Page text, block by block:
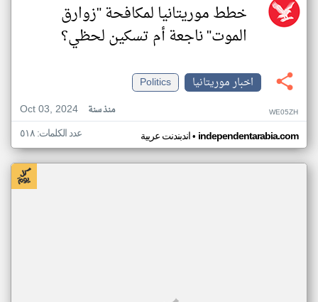
خطط موريتانيا لمكافحة "زوارق
الموت" ناجعة أم تسكين لحظي؟
اخبار موريتانيا
Politics
Oct 03, 2024
منذ سنة WE05ZH
اندبندنت عربية• independentarabia.com عدد الكلمات: ٥١٨